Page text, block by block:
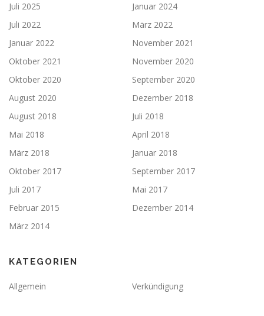
Juli 2025
Januar 2024
Juli 2022
März 2022
Januar 2022
November 2021
Oktober 2021
November 2020
Oktober 2020
September 2020
August 2020
Dezember 2018
August 2018
Juli 2018
Mai 2018
April 2018
März 2018
Januar 2018
Oktober 2017
September 2017
Juli 2017
Mai 2017
Februar 2015
Dezember 2014
März 2014
KATEGORIEN
Allgemein Verkündigung